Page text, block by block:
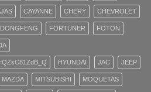
CAYANNE CHERY CHEVROLET
DONGFENG FORTUNER FOTON
HYUNDAI JAC JEEP
MAZDA MITSUBISHI MOQUETAS